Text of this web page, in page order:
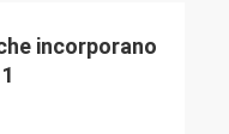
incorporano